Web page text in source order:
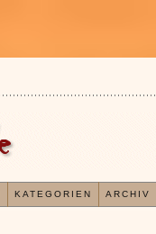
KATEGORIEN ARCHIV